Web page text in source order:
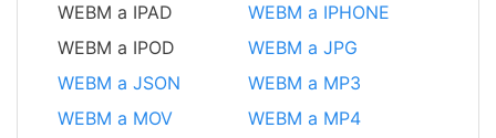
WEBM a IPAD
WEBM a IPHONE
WEBM a IPOD
WEBM a JPG
WEBM a JSON
WEBM a MP3
WEBM a MOV
WEBM a MP4